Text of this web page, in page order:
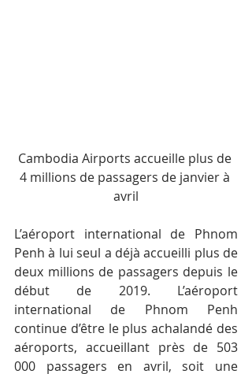
Cambodia Airports accueille plus de
4 millions de passagers de janvier à
avril
L’aéroport international de Phnom
Penh à lui seul a déjà accueilli plus de
deux millions de passagers depuis le
début de 2019. L’aéroport
international de Phnom Penh
continue d’être le plus achalandé des
aéroports, accueillant près de 503
000 passagers en avril, soit une